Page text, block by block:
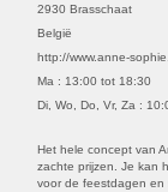
2930 Brasschaat
België
http://www.anne-
Ma : 13:00 tot 18:30
Di, Wo, Do, Vr, Za :
Het hele concept van
zachte prijzen. Je kan
voor de feestdagen en